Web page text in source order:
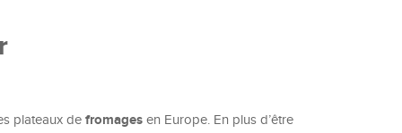
plateaux de fromages en Europe. En plus d’être